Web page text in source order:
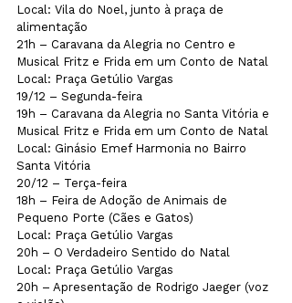
Local: Vila do Noel, junto à praça de
alimentação
21h – Caravana da Alegria no Centro e
Musical Fritz e Frida em um Conto de Natal
Local: Praça Getúlio Vargas
19/12 – Segunda-feira
19h – Caravana da Alegria no Santa Vitória e
Musical Fritz e Frida em um Conto de Natal
Local: Ginásio Emef Harmonia no Bairro
Santa Vitória
20/12 – Terça-feira
18h – Feira de Adoção de Animais de
Pequeno Porte (Cães e Gatos)
Local: Praça Getúlio Vargas
20h – O Verdadeiro Sentido do Natal
Local: Praça Getúlio Vargas
20h – Apresentação de Rodrigo Jaeger (voz